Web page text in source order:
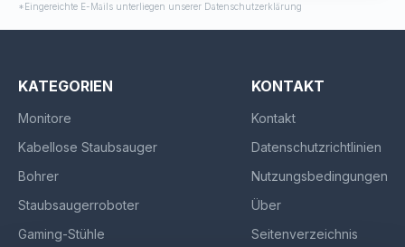
*Eingereichte E-Mails unterliegen unserer Datenschutzerklärung
KATEGORIEN
Monitore
Kabellose Staubsauger
Bohrer
Staubsaugerroboter
Gaming-Stühle
KONTAKT
Kontakt
Datenschutzrichtlinien
Nutzungsbedingungen
Über
Seitenverzeichnis